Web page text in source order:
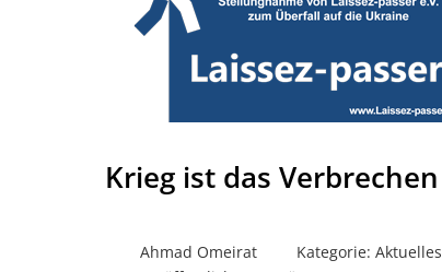
Krieg ist das Verbrechen
Ahmad Omeirat Kategorie: Aktuelles